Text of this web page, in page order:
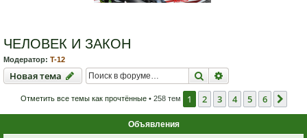
ЧЕЛОВЕК И ЗАКОН
Модератор: T-12
Новая тема
Новаятема Поиск
Отметить все темы как прочтённые• 258 тем 1 2 3 4 5 6
Объявления